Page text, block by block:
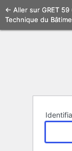
Se
connecter
← Aller sur GRET
Technique du